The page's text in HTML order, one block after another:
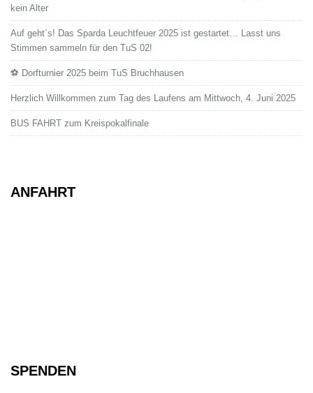
kein Alter
Auf geht`s! Das Sparda Leuchtfeuer 2025 ist gestartet… Lasst uns
Stimmen sammeln für den TuS 02!
⚽ Dorfturnier 2025 beim TuS Bruchhausen
Herzlich Willkommen zum Tag des Laufens am Mittwoch, 4. Juni 2025
BUS FAHRT zum Kreispokalfinale
ANFAHRT
SPENDEN